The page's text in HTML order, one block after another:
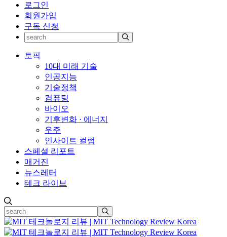
로그인
회원가입
구독 신청
토픽
10대 미래 기술
인공지능
기술정책
컴퓨팅
바이오
기후변화 · 에너지
우주
인사이트 컬럼
스페셜 리포트
매거진
뉴스레터
테크 라이브